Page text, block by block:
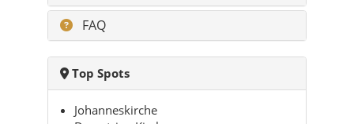
FAQ
Top Spots
Johanneskirche